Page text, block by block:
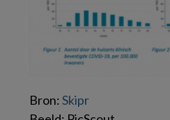
Bron:Skipr